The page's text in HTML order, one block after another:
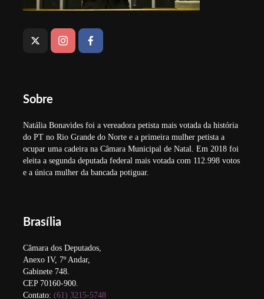
Sobre
Natália Bonavides foi a vereadora petista mais votada da história
do PT no Rio Grande do Norte e a primeira mulher petista a
ocupar uma cadeira na Câmara Municipal de Natal. Em 2018 foi
eleita a segunda deputada federal mais votada com 112.998 votos
e a única mulher da bancada potiguar.
Brasília
Câmara dos Deputados,
Anexo IV, 7º Andar,
Gabinete 748.
CEP 70160-900.
Contato: (61) 3215-5748